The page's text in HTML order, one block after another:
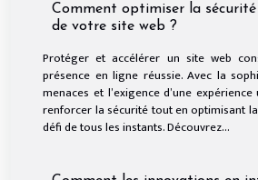
Comment optimiser la
de votre site web ?
Protéger et accélérer un site web
présence en ligne réussie. Avec la
menaces et l’exigence d’une
renforcer la sécurité tout en optimisant
défi de tous les instants. Découvrez...